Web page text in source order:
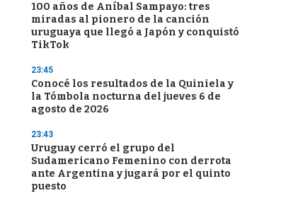
100 años de Aníbal Sampayo: tres
miradas al pionero de la canción
uruguaya que llegó a Japón y conquistó
TikTok
23:45
Conocé los resultados de la Quiniela y
la Tómbola nocturna del jueves 6 de
agosto de 2026
23:43
Uruguay cerró el grupo del
Sudamericano Femenino con derrota
ante Argentina y jugará por el quinto
puesto